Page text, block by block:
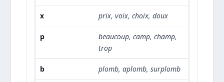
x prix, voix, choix, doux
p
beaucoup, camp, champ,
trop
b plomb, aplomb, surplomb